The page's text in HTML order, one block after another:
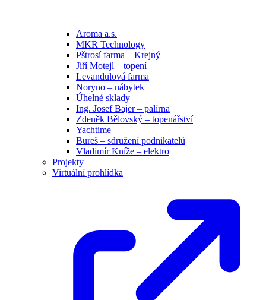
Aroma a.s.
MKR Technology
Pštrosí farma – Krejný
Jiří Motejl – topení
Levandulová farma
Noryno – nábytek
Úhelné sklady
Ing. Josef Bajer – palírna
Zdeněk Bělovský – topenářství
Yachtime
Bureš – sdružení podnikatelů
Vladimír Kníže – elektro
Projekty
Virtuální prohlídka